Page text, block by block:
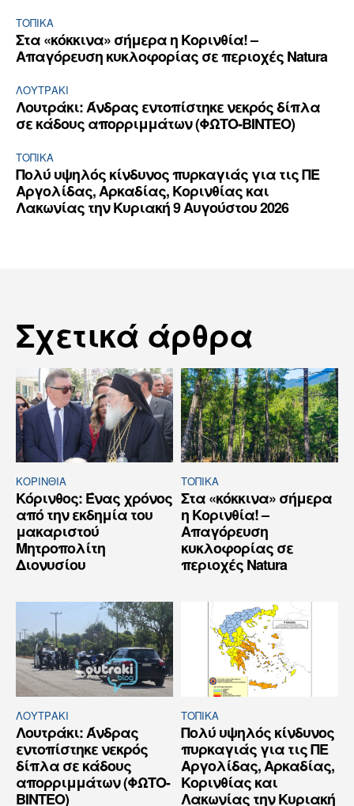
ΤΟΠΙΚΑ
Στα «κόκκινα» σήμερα η Κορινθία! –
Απαγόρευση κυκλοφορίας σε περιοχές Natura
ΛΟΥΤΡΆΚΙ
Λουτράκι: Άνδρας εντοπίστηκε νεκρός δίπλα
σε κάδους απορριμμάτων (ΦΩΤΟ-ΒΙΝΤΕΟ)
ΤΟΠΙΚΑ
Πολύ υψηλός κίνδυνος πυρκαγιάς για τις ΠΕ
Αργολίδας, Αρκαδίας, Κορινθίας και
Λακωνίας την Κυριακή 9 Αυγούστου 2026
Σχετικά άρθρα
ΚΟΡΙΝΘΊΑ
Κόρινθος: Ένας χρόνος
από την εκδημία του
μακαριστού
Μητροπολίτη
Διονυσίου
ΤΟΠΙΚΑ
Στα «κόκκινα» σήμερα
η Κορινθία! –
Απαγόρευση
κυκλοφορίας σε
περιοχές Natura
ΛΟΥΤΡΆΚΙ
Λουτράκι: Άνδρας
εντοπίστηκε νεκρός
δίπλα σε κάδους
απορριμμάτων (ΦΩΤΟ-
ΒΙΝΤΕΟ)
ΤΟΠΙΚΑ
Πολύ υψηλός κίνδυνος
πυρκαγιάς για τις ΠΕ
Αργολίδας, Αρκαδίας,
Κορινθίας και
Λακωνίας την Κυριακή